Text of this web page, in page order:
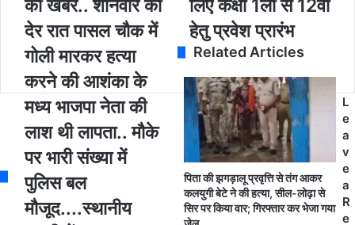
ब्रे
किं
.
.
ला
प
ता
भा
ज
ने
ता
की खबर.. शनिवार की
देर रात पासल चौक में
गोली मारकर हत्या
करने की आशंका के
मध्य भाजपा नेता की
लाश थी लापता.. मौके
पर भारी संख्या में
पुलिस बल
मौजूद....स्थानीय
क
ल्प
शि
क्ष
ण
सं
स्था
न
ज
पु
र
में
लिए कक्षा 1ली से 12वीं
हेतु प्रवेश प्रारंभ
Related Articles
पिता की झगड़ालू प्रवृत्ति से तंग आकर
कलयुगी बेटे ने की हत्या, सील-लोढ़ा से
सिर पर किया वार; गिरफ्तार कर भेजा गया
L
e
a
v
e
a
R
e